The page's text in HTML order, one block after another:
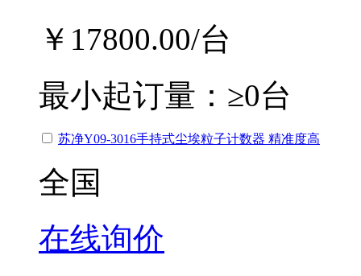
￥17800.00/台
最小起订量： ≥0台
苏净Y09-3016手持式尘埃粒子计数器 精准度高
全国
在线询价